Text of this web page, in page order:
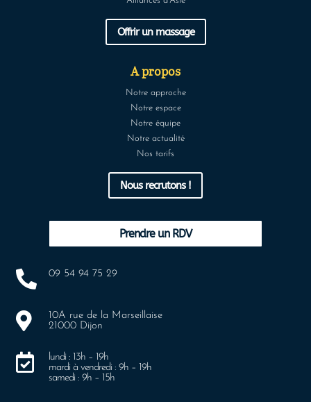
Offrir un massage
A propos
Notre approche
Notre espace
Notre équipe
Notre actualité
Nos tarifs
Nous recrutons !
Prendre un RDV
 09 54 94 75 29

10A rue de la Marseillaise
21000 Dijon

lundi : 13h – 19h
mardi à vendredi : 9h – 19h
samedi : 9h – 15h